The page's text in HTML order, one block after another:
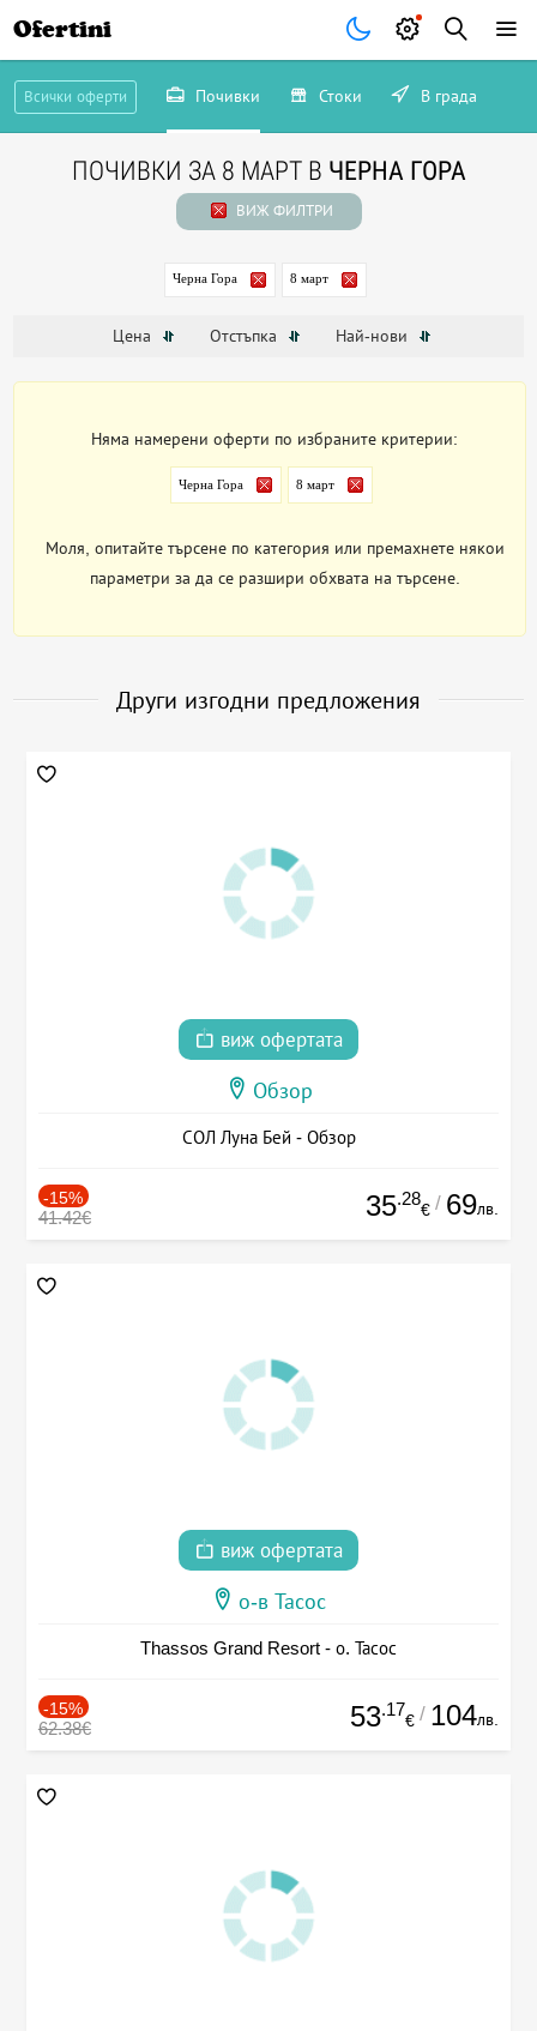
Ofertini
Всички оферти Почивки Стоки В града
ПОЧИВКИ ЗА 8 МАРТ В ЧЕРНА ГОРА
ВИЖ ФИЛТРИ
Черна Гора 8 март
Цена Отстъпка Най-нови
Няма намерени оферти по избраните критерии:
Черна Гора 8 март
Моля, опитайте търсене по категория или премахнете някои
параметри за да се разшири обхвата на търсене.
Други изгодни предложения
виж офертата
Обзор
СОЛ Луна Бей - Обзор
-15%
41.42€ 35.28
€ / 69лв.
виж офертата
о-в Тасос
Thassos Grand Resort - о. Тасос
-15%
62.38€ 53.17
€ / 104лв.